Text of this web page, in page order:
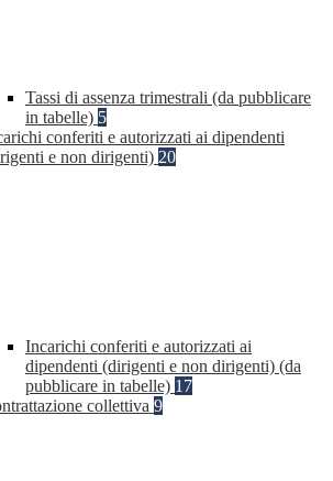
Tassi di assenza trimestrali (da pubblicare
in tabelle) 5
conferiti e autorizzati ai dipendenti
e non dirigenti) 20
Incarichi conferiti e autorizzati ai
dipendenti (dirigenti e non dirigenti) (da
pubblicare in tabelle) 17
collettiva 9